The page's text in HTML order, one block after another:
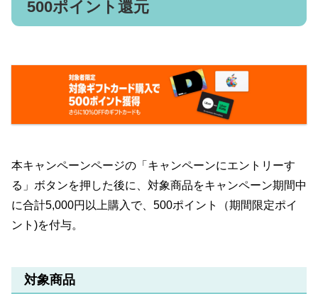
500ポイント還元
本キャンペーンページの「キャンペーンにエントリーす
る」ボタンを押した後に、対象商品をキャンペーン期間中
に合計5,000円以上購入で、500ポイント（期間限定ポイ
ント)を付与。
対象商品